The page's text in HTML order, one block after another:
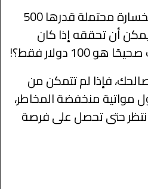
بمعنى آخر، لماذا تخاطر بخسارة محتملة قدرها 500
أن تحققه إذا كان
دولار فقط؟!
فإذا لم تتمكن من
منخفضة المخاطر،
حتى تحصل على فرصة